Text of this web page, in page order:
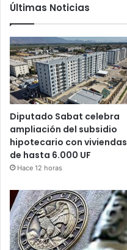
Últimas Noticias
Diputado Sabat celebra
ampliación del subsidio
hipotecario con viviendas
de hasta 6.000 UF
Hace 12 horas